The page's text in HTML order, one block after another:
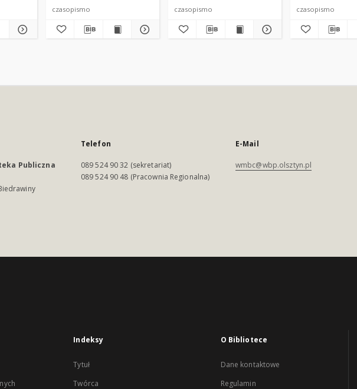
czasopismo czasopismo czasopismo
Publiczna
Telefon
089 524 90 32 (sekretariat)
089 524 90 48 (Pracownia Regionalna)
E-Mail
wmbc@wbp.olsztyn.pl
Indeksy
Tytuł
Twórca
O Bibliotece
Dane kontaktowe
Regulamin